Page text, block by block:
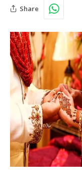
Share